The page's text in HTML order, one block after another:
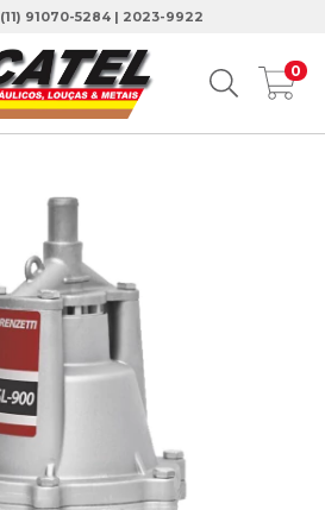
(11) 91070-5284 | 2023-9922
0